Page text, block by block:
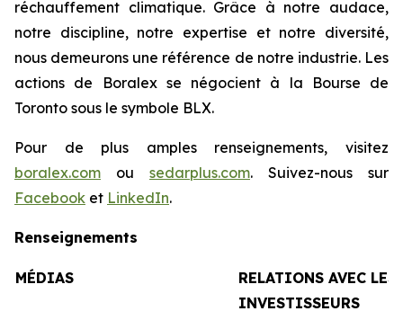
réchauffement climatique. Grâce à notre audace,
notre discipline, notre expertise et notre diversité,
nous demeurons une référence de notre industrie. Les
actions de Boralex se négocient à la Bourse de
Toronto sous le symbole BLX.
Pour de plus amples renseignements, visitez
boralex.com ou sedarplus.com. Suivez-nous sur
Facebook et LinkedIn.
Renseignements
MÉDIAS
RELATIONS AVEC LES
INVESTISSEURS